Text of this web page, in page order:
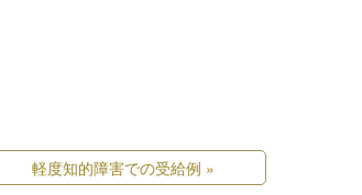
軽度知的障害での受給例 »